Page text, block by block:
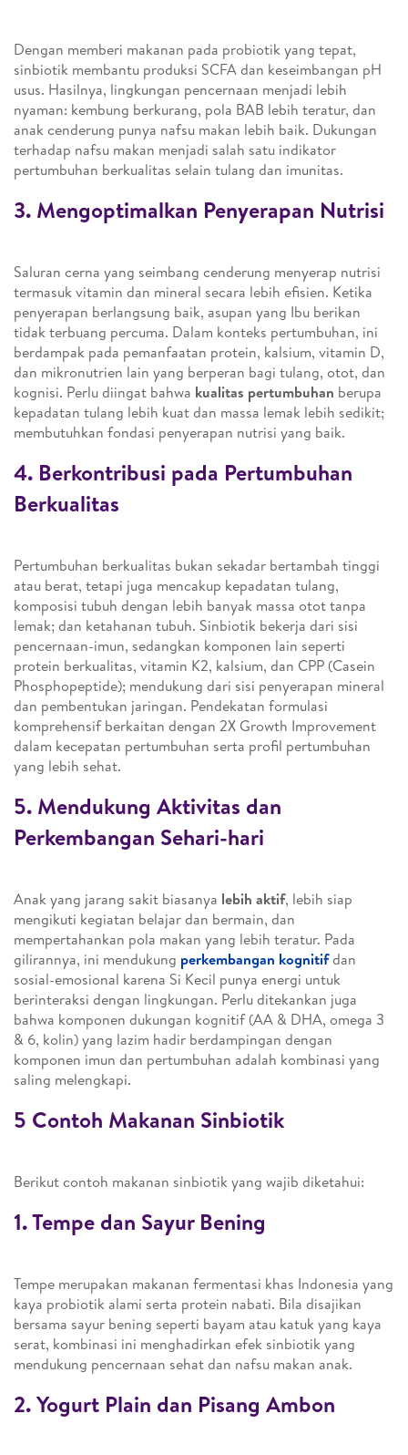
Dengan memberi makanan pada probiotik yang tepat,
sinbiotik membantu produksi SCFA dan keseimbangan pH
usus. Hasilnya, lingkungan pencernaan menjadi lebih
nyaman: kembung berkurang, pola BAB lebih teratur, dan
anak cenderung punya nafsu makan lebih baik. Dukungan
terhadap nafsu makan menjadi salah satu indikator
pertumbuhan berkualitas selain tulang dan imunitas.
3. Mengoptimalkan Penyerapan Nutrisi
Saluran cerna yang seimbang cenderung menyerap nutrisi
termasuk vitamin dan mineral secara lebih efisien. Ketika
penyerapan berlangsung baik, asupan yang Ibu berikan
tidak terbuang percuma. Dalam konteks pertumbuhan, ini
berdampak pada pemanfaatan protein, kalsium, vitamin D,
dan mikronutrien lain yang berperan bagi tulang, otot, dan
kognisi. Perlu diingat bahwa kualitas pertumbuhan berupa
kepadatan tulang lebih kuat dan massa lemak lebih sedikit;
membutuhkan fondasi penyerapan nutrisi yang baik.
4. Berkontribusi pada Pertumbuhan
Berkualitas
Pertumbuhan berkualitas bukan sekadar bertambah tinggi
atau berat, tetapi juga mencakup kepadatan tulang,
komposisi tubuh dengan lebih banyak massa otot tanpa
lemak; dan ketahanan tubuh. Sinbiotik bekerja dari sisi
pencernaan-imun, sedangkan komponen lain seperti
protein berkualitas, vitamin K2, kalsium, dan CPP (Casein
Phosphopeptide); mendukung dari sisi penyerapan mineral
dan pembentukan jaringan. Pendekatan formulasi
komprehensif berkaitan dengan 2X Growth Improvement
dalam kecepatan pertumbuhan serta profil pertumbuhan
yang lebih sehat.
5. Mendukung Aktivitas dan
Perkembangan Sehari-hari
Anak yang jarang sakit biasanya lebih aktif, lebih siap
mengikuti kegiatan belajar dan bermain, dan
mempertahankan pola makan yang lebih teratur. Pada
gilirannya, ini mendukung perkembangan kognitifdan
sosial-emosional karena Si Kecil punya energi untuk
berinteraksi dengan lingkungan. Perlu ditekankan juga
bahwa komponen dukungan kognitif (AA & DHA, omega 3
& 6, kolin) yang lazim hadir berdampingan dengan
komponen imun dan pertumbuhan adalah kombinasi yang
saling melengkapi.
5 Contoh Makanan Sinbiotik
Berikut contoh makanan sinbiotik yang wajib diketahui:
1. Tempe dan Sayur Bening
Tempe merupakan makanan fermentasi khas Indonesia yang
kaya probiotik alami serta protein nabati. Bila disajikan
bersama sayur bening seperti bayam atau katuk yang kaya
serat, kombinasi ini menghadirkan efek sinbiotik yang
mendukung pencernaan sehat dan nafsu makan anak.
2. Yogurt Plain dan Pisang Ambon